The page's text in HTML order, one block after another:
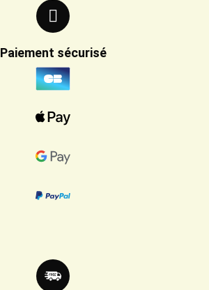
Paiement sécurisé